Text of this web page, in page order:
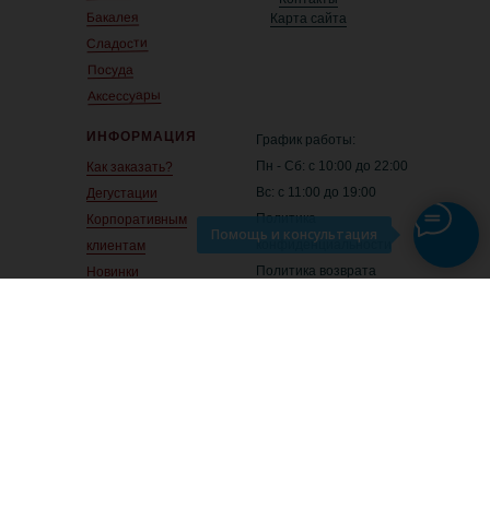
Помощь и консультация
Бакалея
Сладости
Посуда
Аксессуары
ИНФОРМАЦИЯ
Как заказать?
Дегустации
Корпоративным
клиентам
Новинки
График работы:
Пн - Сб: с 10:00 до 22:00
Вс: с 11:00 до 19:00
Политика
конфиденциальности
Политика возврата
Карта сайта